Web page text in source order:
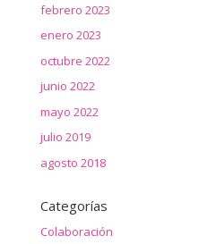
febrero 2023
enero 2023
octubre 2022
junio 2022
mayo 2022
julio 2019
agosto 2018
Categorías
Colaboración